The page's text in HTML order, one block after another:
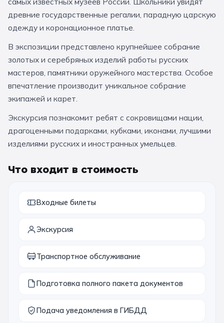
За кулисами театров
Усадьбы и заповедники Экологические
Народные промыслы Интерактивные
Квесты Мастер-классы
🎓 ПО КЛАССАМ
Все классы
7 класс 8 класс
Все предметы История
География Ещё 7
Рязань Мурманск Волгоград
древние государственные регалии, парадную царскую
одежду и коронационное платье.
В экспозиции представлено крупнейшее собрание
золотых и серебряных изделий работы русских
мастеров, памятники оружейного мастерства. Особое
впечатление производит уникальное собрание
экипажей и карет.
Экскурсия познакомит ребят с сокровищами нации,
драгоценными подарками, кубками, иконами, лучшими
изделиями русских и иностранных умельцев.
Что входит в стоимость
Входные билеты
Экскурсия
Транспортное обслуживание
Подготовка полного пакета документов
Подача уведомления в ГИБДД